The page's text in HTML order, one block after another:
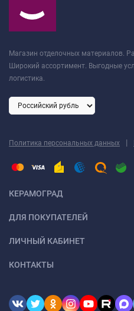
Магазин отделочных материалов.
Широкий ассортимент. Выгодные
логистика.
Политика персональных данных |
КЕРАМОГРАД
ДЛЯ ПОКУПАТЕЛЕЙ
ЛИЧНЫЙ КАБИНЕТ
КОНТАКТЫ